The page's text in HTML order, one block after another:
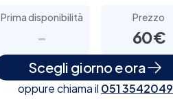
Prima disponibilità
-
Prezzo
60€
Scegli giorno e ora
oppure chiama il 051 3542049